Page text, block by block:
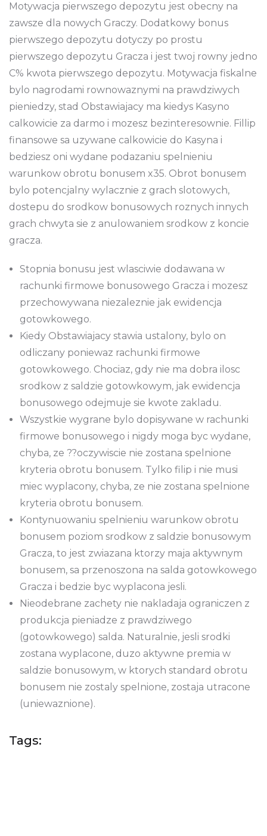
Motywacja pierwszego depozytu jest obecny na
zawsze dla nowych Graczy. Dodatkowy bonus
pierwszego depozytu dotyczy po prostu
pierwszego depozytu Gracza i jest twoj rowny jedno
C% kwota pierwszego depozytu. Motywacja fiskalne
bylo nagrodami rownowaznymi na prawdziwych
pieniedzy, stad Obstawiajacy ma kiedys Kasyno
calkowicie za darmo i mozesz bezinteresownie. Fillip
finansowe sa uzywane calkowicie do Kasyna i
bedziesz oni wydane podazaniu spelnieniu
warunkow obrotu bonusem x35. Obrot bonusem
bylo potencjalny wylacznie z grach slotowych,
dostepu do srodkow bonusowych roznych innych
grach chwyta sie z anulowaniem srodkow z koncie
gracza.
Stopnia bonusu jest wlasciwie dodawana w
rachunki firmowe bonusowego Gracza i mozesz
przechowywana niezaleznie jak ewidencja
gotowkowego.
Kiedy Obstawiajacy stawia ustalony, bylo on
odliczany poniewaz rachunki firmowe
gotowkowego. Chociaz, gdy nie ma dobra ilosc
srodkow z saldzie gotowkowym, jak ewidencja
bonusowego odejmuje sie kwote zakladu.
Wszystkie wygrane bylo dopisywane w rachunki
firmowe bonusowego i nigdy moga byc wydane,
chyba, ze ??oczywiscie nie zostana spelnione
kryteria obrotu bonusem. Tylko filip i nie musi
miec wyplacony, chyba, ze nie zostana spelnione
kryteria obrotu bonusem.
Kontynuowaniu spelnieniu warunkow obrotu
bonusem poziom srodkow z saldzie bonusowym
Gracza, to jest zwiazana ktorzy maja aktywnym
bonusem, sa przenoszona na salda gotowkowego
Gracza i bedzie byc wyplacona jesli.
Nieodebrane zachety nie nakladaja ograniczen z
produkcja pieniadze z prawdziwego
(gotowkowego) salda. Naturalnie, jesli srodki
zostana wyplacone, duzo aktywne premia w
saldzie bonusowym, w ktorych standard obrotu
bonusem nie zostaly spelnione, zostaja utracone
(uniewaznione).
Tags: